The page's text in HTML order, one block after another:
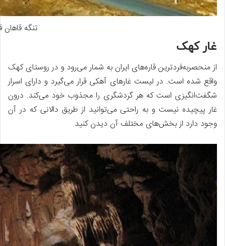
تنگه قاهان
غار کهک
از منحصربه‌فردترین قاره‌های ایران به شمار می‌رود و در روستای کهک
واقع شده است. در لیست غارهای آهکی قرار می‌گیرد و دارای اسرار
شگفت‌انگیزی است که هر گردشگری را مجذوب خود می‌کند. درون
غار پیچیده نیست و به راحتی می‌توانید از طریق دالانی که در آن
وجود دارد از بخش‌های مختلف آن دیدن کنید.